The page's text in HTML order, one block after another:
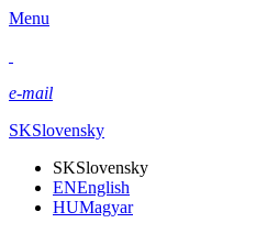
Menu
e-mail
SKSlovensky
SKSlovensky
ENEnglish
HUMagyar